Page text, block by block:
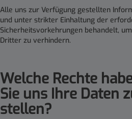
Alle uns zur Verfügung gestellten
und unter strikter Einhaltung der
Sicherheitsvorkehrungen behandelt,
Dritter zu verhindern.
Welche Rechte
Sie uns Ihre Daten
stellen?